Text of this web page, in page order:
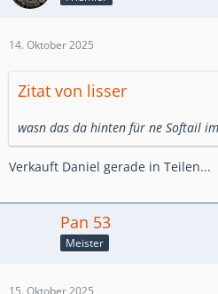
14. Oktober 2025
Zitat von lisser
wasn das da hinten für ne Softail
Verkauft Daniel gerade in Teilen...
Pan 53
Meister
15. Oktober 2025